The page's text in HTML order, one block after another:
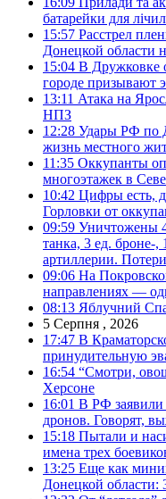
батарейки для
15:57 Расстрел
Донецкой области
15:04 В Дружковке
городе призывают
13:11 Атака на
НПЗ
12:28 Удары РФ по
жизнь местного
11:35 Оккупанты
многоэтажек в
10:42 Цифры есть,
Горловки от
09:59 Уничтожены
танка, 3 ед. броне-,
артиллерии.
09:06 На
направлениях —
08:13 Яблучний
5 Серпня , 2026
17:47 В
принудительную
16:54 “Смотри,
Херсоне
16:01 В РФ заявили
дронов. Говорят,
15:18 Пытали и
имена трех
13:25 Еще как
Донецкой области: